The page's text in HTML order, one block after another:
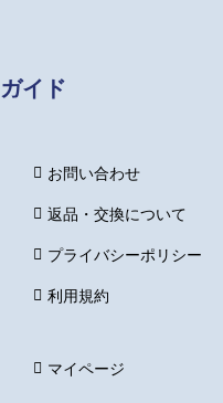
ガイド
お問い合わせ
返品・交換について
プライバシーポリシー
利用規約
マイページ